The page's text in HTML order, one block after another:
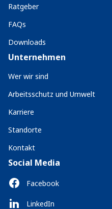
Ratgeber
FAQs
Downloads
Unternehmen
Wer wir sind
Arbeitsschutz und Umwelt
Karriere
Standorte
Kontakt
Social Media
Facebook
LinkedIn